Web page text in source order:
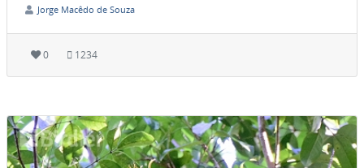
Jorge Macêdo de Souza
0 1234